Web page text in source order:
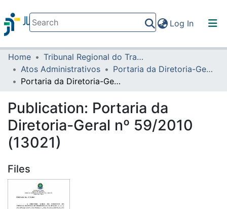
Log In(current)
Communities & Collections
All of DSpace
Home
Tribunal Regional do Trabalho da 16ª Região
Atos Administrativos
Portaria da Diretoria-Geral
Portaria da Diretoria-Geral nº 59/2010 (13021)
Publication: Portaria da
Diretoria-Geral nº 59/2010
(13021)
Files